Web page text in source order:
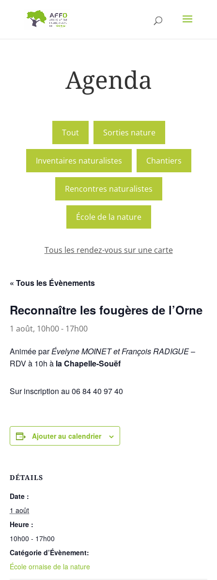
Agenda
Tout Sorties nature
Inventaires naturalistes Chantiers
Rencontres naturalistes
École de la nature
Tous les rendez-vous sur une carte
« Tous les Évènements
Reconnaître les fougères de l’Orne
1 août, 10h00- 17h00
Animée parÉvelyne MOINET et François RADIGUE–
RDV à 10h à la Chapelle-Souëf
Sur inscription au 06 84 40 97 40
Ajouter au calendrier
DÉTAILS
Date :
1 août
Heure :
10h00 - 17h00
Catégorie d’Évènement:
École ornaise de la nature